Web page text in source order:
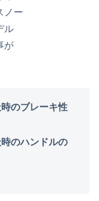
ノー
ル
が
のブレーキ性
のハンドルの